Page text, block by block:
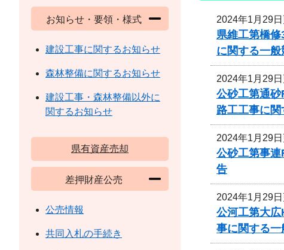
2024年1月29
県維工第橋
に関する一
2024年1月29
公砂工第通
路工工事に
2024年1月29
公砂工第事
告
2024年1月29
公河工第大
事に関する
お知らせ・要領・様式
建設工事に関するお知らせ
森林整備に関するお知らせ
建設工事・森林整備以外に
関するお知らせ
県有資産売却
差押財産公売
公売情報
共同入札の手続き